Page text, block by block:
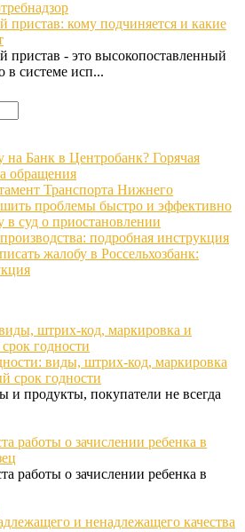
пристав: кому подчиняется и какие
пристав - это высокопоставленный
в системе исп...
на Банк в Центробанк? Горячая
обращения
Транспорта Нижнего
проблемы быстро и эффективно
в суд о приостановлении
подробная инструкция
жалобу в Россельхозбанк:
виды, штрих-код, маркировка
срок годности
и продукты, покупатели не всегда
работы о зачислении ребенка в
работы о зачислении ребенка в
и ненадлежащего качества